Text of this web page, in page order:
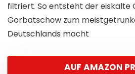
filtriert. So entsteht der eiskalte
Gorbatschow zum
Deutschlands macht
AUF AMAZON